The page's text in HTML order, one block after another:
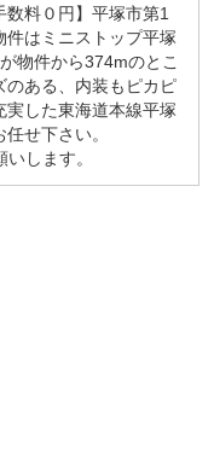
料０円】平塚市第1
はミニストップ平塚
物件から374mのとこ
のある、内装もピカピ
実した東海道本線平塚
せ下さい。
します。